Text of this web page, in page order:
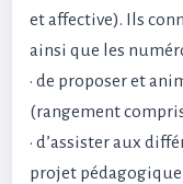
et affective). Ils
ainsi que les
· de proposer et
(rangement
· d’assister aux
projet pédagogique